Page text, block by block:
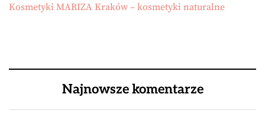
Kosmetyki MARIZA Kraków – kosmetyki naturalne
Najnowsze komentarze